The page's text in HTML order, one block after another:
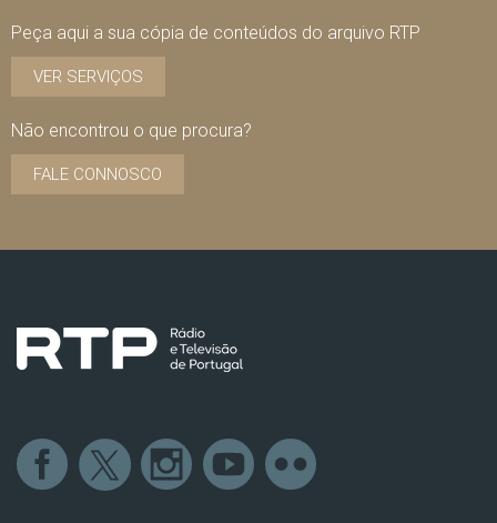
Peça aqui a sua cópia de conteúdos do arquivo RTP
VER SERVIÇOS
Não encontrou o que procura?
FALE CONNOSCO